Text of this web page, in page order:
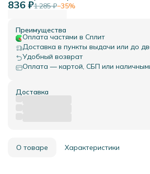
836 ₽1 285 ₽−35%
Преимущества
Оплата частями в Сплит
Доставка в пункты выдачи или до
Удобный возврат
Оплата — картой, СБП или
Доставка
О товаре Характеристики